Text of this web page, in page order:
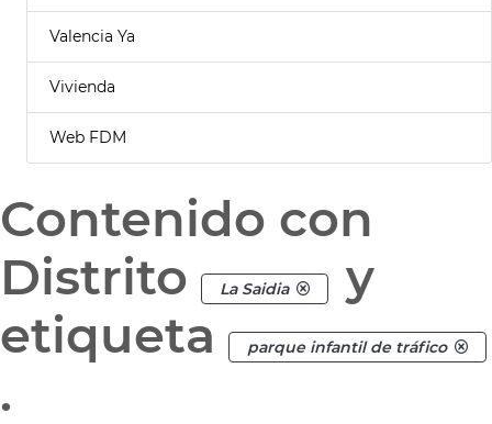
Valencia Ya
Vivienda
Web FDM
Contenido con
Distrito
La Saidia
y
etiqueta
parque infantil de tráfico
.